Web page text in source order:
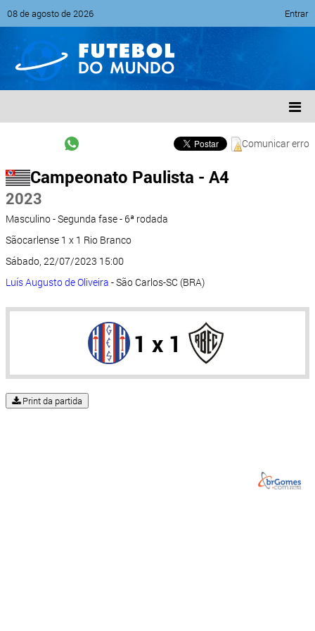
08 de agosto de 2026 Entrar
Comunicar erro
Campeonato Paulista - A4
2023
Masculino - Segunda fase - 6ª rodada
Sãocarlense 1 x 1 Rio Branco
Sábado, 22/07/2023 15:00
Luís Augusto de Oliveira - São Carlos-SC (BRA)
1 x 1
Print da partida